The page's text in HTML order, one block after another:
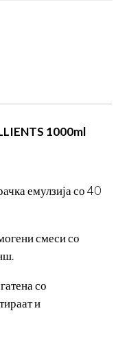
1000ml
емулзија со 40
смеси со
со
и